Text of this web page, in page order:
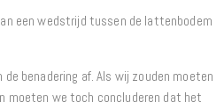
een wedstrijd tussen de lattenbodem
benadering af. Als wij zouden moeten
moeten we toch concluderen dat het